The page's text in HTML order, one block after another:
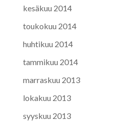
kesäkuu 2014
toukokuu 2014
huhtikuu 2014
tammikuu 2014
marraskuu 2013
lokakuu 2013
syyskuu 2013